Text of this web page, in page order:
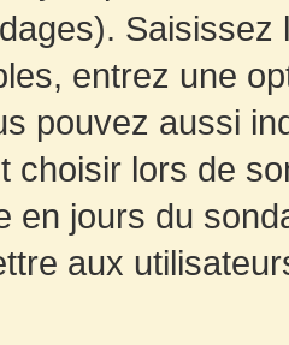
entrez une
pouvez aussi
choisir lors de
en jours du
aux